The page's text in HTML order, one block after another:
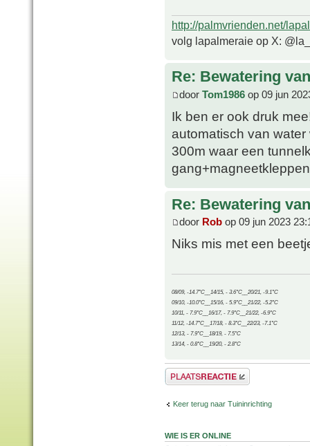
http://palmvrienden.net/
volg lapalmeraie op X:
Re: Bewatering
door Tom1986 op 09 jun
Ik ben er ook druk
automatisch van
300m waar een
Re: Bewatering
door Rob op 09 jun 2023
Niks mis met een
08/09, -14.7°C__14/15, - 3.6°C__20/21, -9.1°C
09/10, -10.0°C__15/16, - 5.9°C__21/22, -5.2°C
10/11, - 7.9°C__16/17, - 7.9°C__21/22, -6.9°C
11/12, -14.7°C__17/18, - 8.3°C__22/23, -7.1°C
12/13, - 7.9°C__18/19, - 7.5°C
13/14, - 0.8°C__19/20, - 2.8°C
Plaats een reactie
Keer terug naar Tuininrichting
WIE IS ER ONLINE